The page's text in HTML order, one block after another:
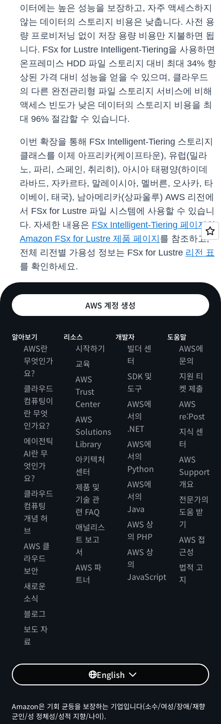
이터에는 높은 성능을 보장하고, 자주 액세스하지
않는 데이터의 스토리지 비용은 낮춥니다. 사전 용
량 프로비저닝 없이 저장 용량 비용만 지불하면 됩
니다. FSx for Lustre Intelligent-Tiering을 사용하면
온프레미스 HDD 파일 스토리지 대비 최대 34% 향
상된 가격 대비 성능을 얻을 수 있으며, 클라우드
의 다른 완전관리형 파일 스토리지 서비스에 비해
액세스 빈도가 낮은 데이터의 스토리지 비용을 최
대 96% 절감할 수 있습니다.
이번 확장을 통해 FSx Intelligent-Tiering 스토리지
클래스를 이제 아프리카(케이프타운), 유럽(밀라
노, 파리, 스페인, 취리히), 아시아 태평양(하이데
라바드, 자카르타, 말레이시아, 멜버른, 오사카, 타
이베이, 태국), 남아메리카(상파울루) AWS 리전에
서 FSx for Lustre 파일 시스템에 사용할 수 있습니
다. 자세한 내용은 FSx Intelligent-Tiering 페이지와
Amazon FSx for Lustre 제품 페이지 를 참조하고,
전체 리전별 가용성 정보는 FSx for Lustre 리전 표
를 확인하세요.
AWS 계정 생성
알아보기
AWS란
무엇인가
요?
클라우드
컴퓨팅이
란 무엇
인가요?
에이전틱
AI란 무
엇인가
요?
클라우드
컴퓨팅
개념 허
브
AWS 클
라우드
보안
새로운
소식
블로그
보도 자
료
리소스
시작하기
교육
AWS
Trust
Center
AWS
Solutions
Library
아키텍처
센터
제품 및
기술 관
련 FAQ
애널리스
트 보고
서
AWS 파
트너
개발자
빌더 센
터
SDK 및
도구
AWS에
서의
.NET
AWS에
서의
Python
AWS에
서의
Java
AWS 상
의 PHP
AWS 상
의
JavaScript
도움말
AWS에
문의
지원 티
켓 제출
AWS
re:Post
지식 센
터
AWS
Support
개요
전문가의
도움 받
기
AWS 접
근성
법적 고
지
English
Amazon은 기회 균등을 보장하는 기업입니다(소수/여성/장애/재향
군인/성 정체성/성적 지향/나이).